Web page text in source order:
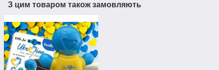
З цим товаром також замовляють